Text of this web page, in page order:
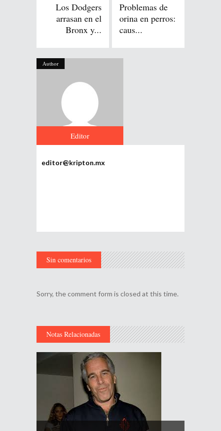
Los Dodgers
arrasan en el
Bronx y...
Problemas de
orina en perros:
caus...
Author
Editor
editor@kripton.mx
Sin comentarios
Sorry, the comment form is closed at this time.
Notas Relacionadas